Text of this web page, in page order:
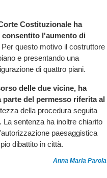
Costituzionale ha
l'aumento di
Per questo motivo il costruttore
e presentando una
di quattro piani.
delle due vicine, ha
del permesso riferita al
della procedura seguita
sentenza ha inoltre chiarito
paesaggistica
dibattito in città.
Anna Maria Parola